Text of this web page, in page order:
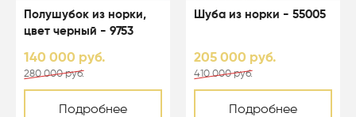
Полушубок из норки,
цвет черный - 9753
140 000 руб.
280 000 руб.
Подробнее
Шуба из норки - 55005
205 000 руб.
410 000 руб.
Подробнее